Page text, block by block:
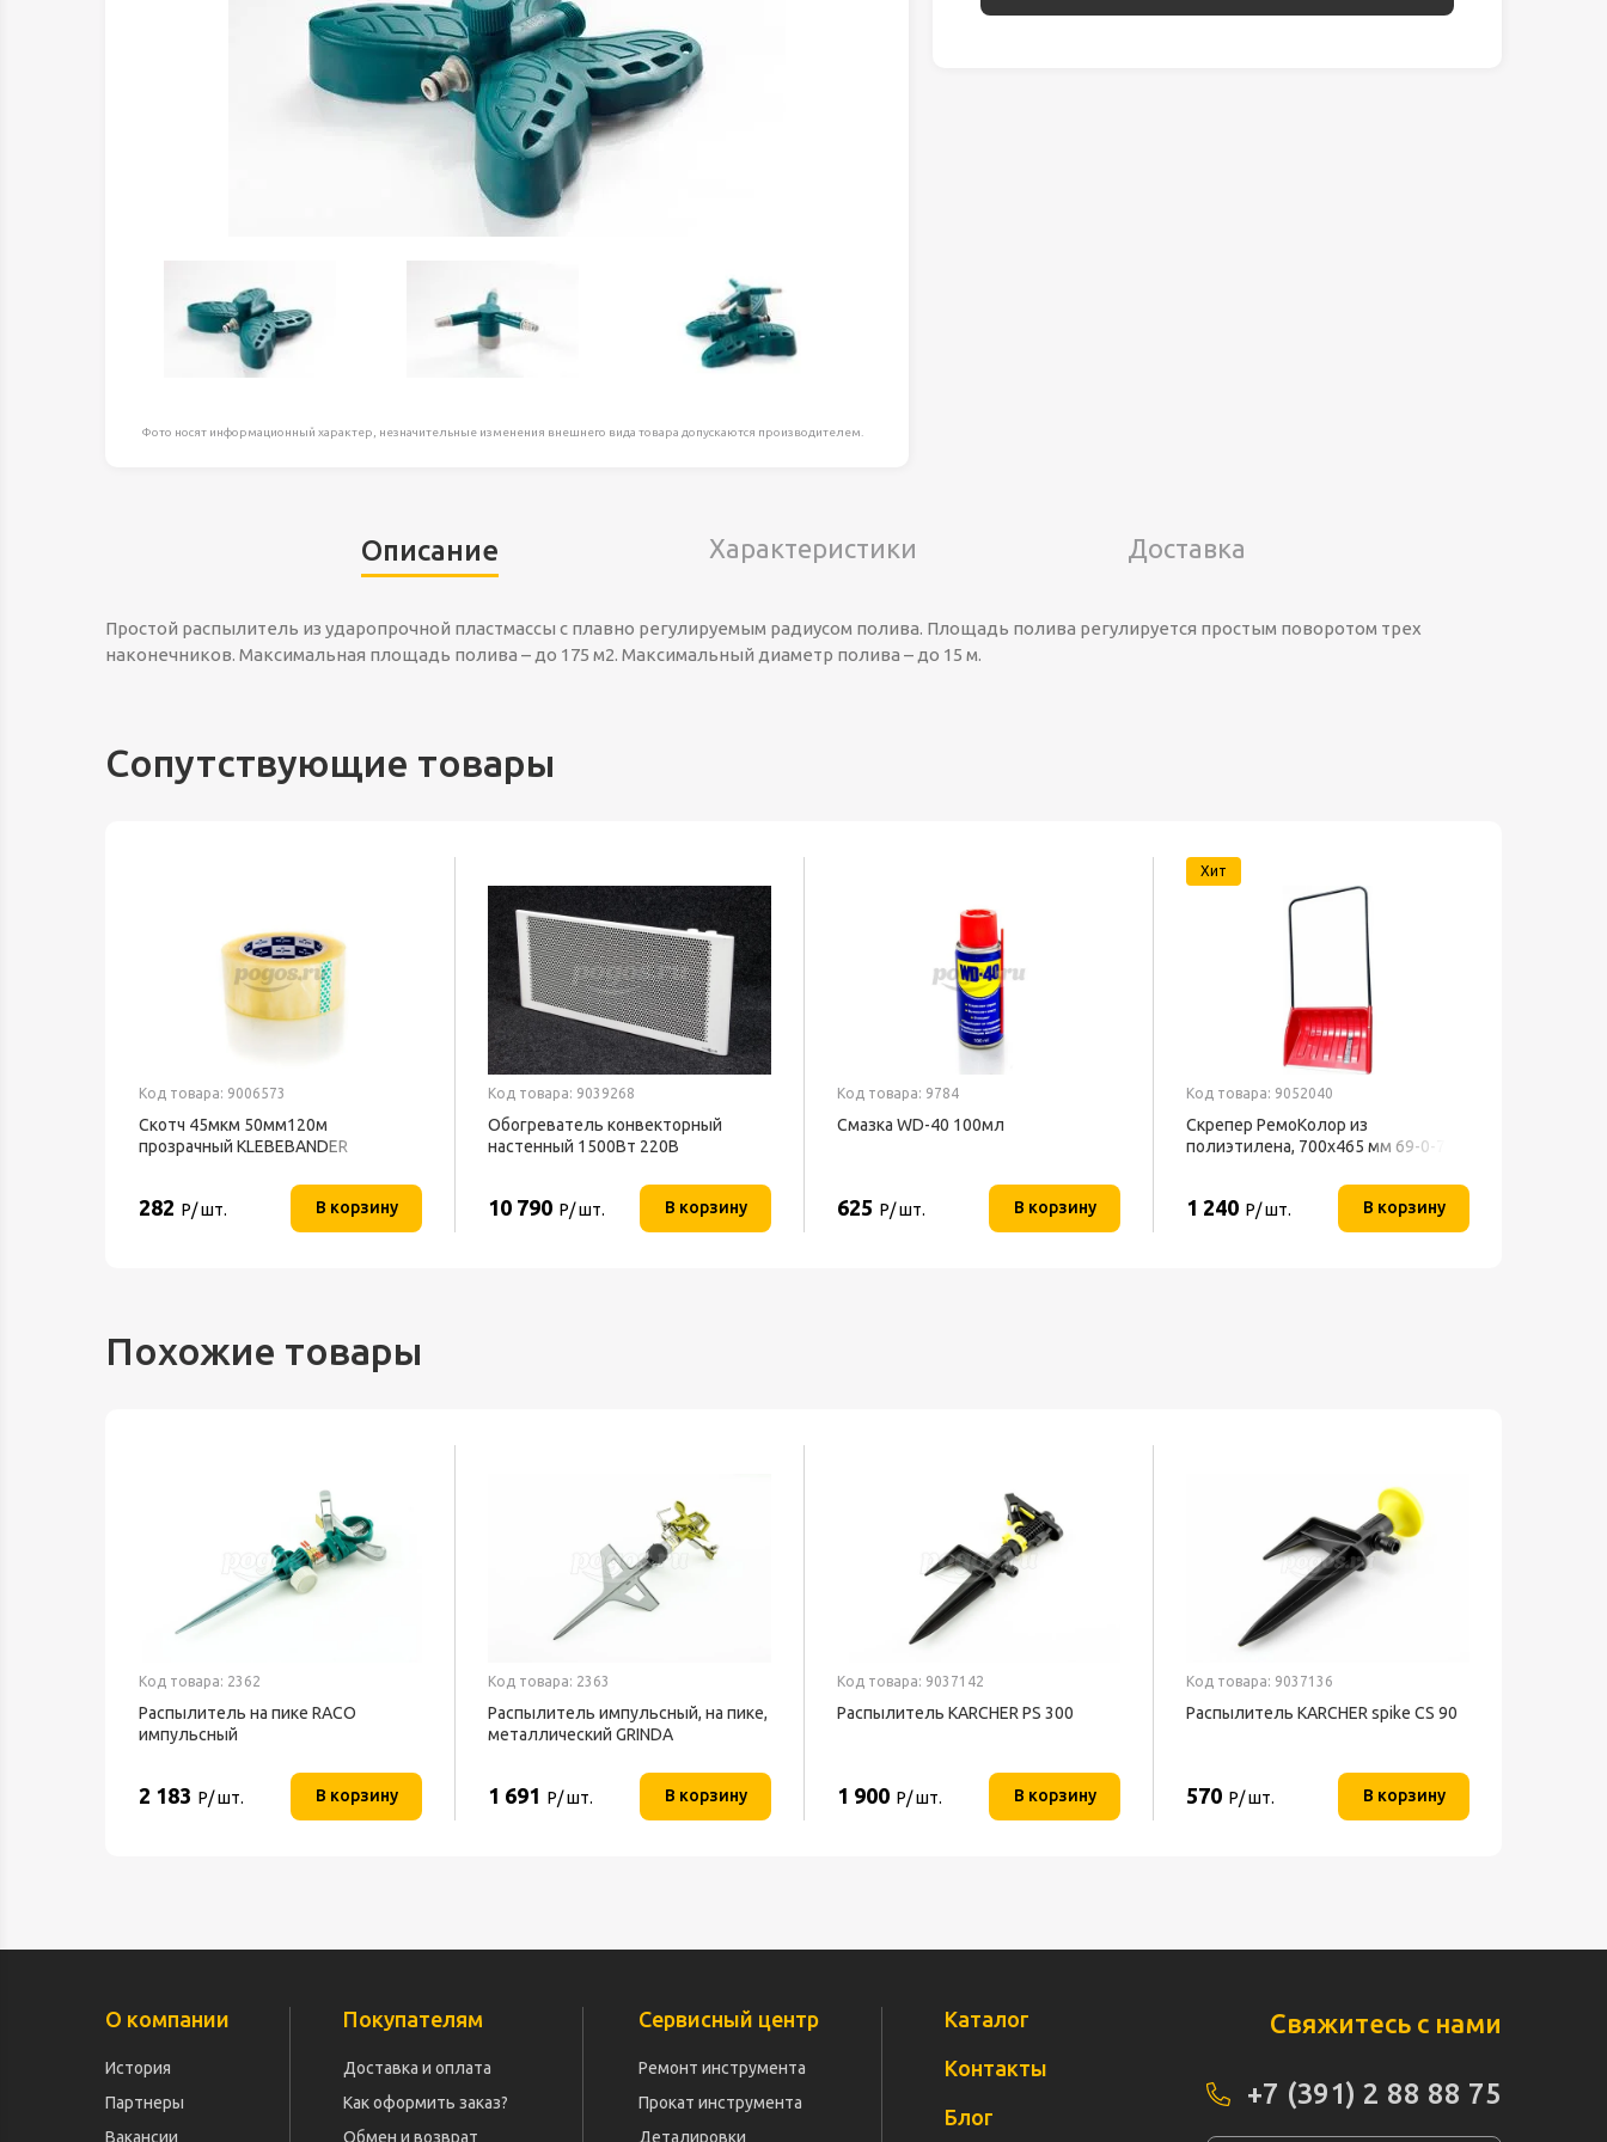
Оборудование для работ на
высоте
Пневматика, Гидравлика
Промышленная химия
Распродажа
Расходные материалы и
Скобяные изделия
Фото носят информационный характер, незначительные изменения внешнего вида товара допускаются производителем.
Описание Характеристики Доставка
Простой распылитель из ударопрочной пластмассы с плавно регулируемым радиусом полива. Площадь полива регулируется простым поворотом трех
наконечников. Максимальная площадь полива – до 175 м2. Максимальный диаметр полива – до 15 м.
Сопутствующие товары
Код товара: 9006573
Скотч 45мкм 50мм120м
прозрачный KLEBEBANDER
282 Р/ шт. В корзину
Код товара: 9039268
Обогреватель конвекторный
настенный 1500Вт 220В
10 790 Р/ шт. В корзину
Код товара: 9784
Смазка WD-40 100мл
625 Р/ шт. В корзину
Хит
Код товара: 9052040
Скрепер РемоКолор из
полиэтилена, 700x465 мм 69-0-700
1 240 Р/ шт. В корзину
Похожие товары
Код товара: 2362
Распылитель на пике RACO
импульсный
2 183 Р/ шт. В корзину
Код товара: 2363
Распылитель импульсный, на пике,
металлический GRINDA
1 691 Р/ шт. В корзину
Код товара: 9037142
Распылитель KARCHER PS 300
1 900 Р/ шт. В корзину
Код товара: 9037136
Распылитель KARCHER spike CS 90
570 Р/ шт. В корзину
О компании
История
Партнеры
Вакансии
Покупателям
Доставка и оплата
Как оформить заказ?
Обмен и возврат
Сервисный центр
Ремонт инструмента
Прокат инструмента
Деталировки
Каталог
Контакты
Блог
Свяжитесь с нами
+7 (391) 2 88 88 75